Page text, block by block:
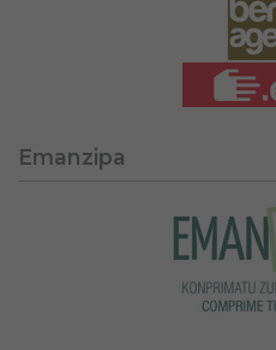
Emanzipa